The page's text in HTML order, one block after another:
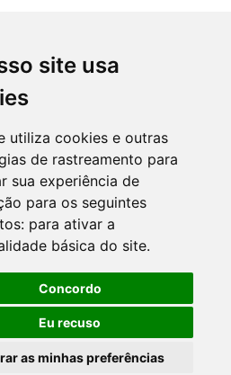
site usa
utiliza cookies e outras
de rastreamento para
sua experiência de
para os seguintes
para ativar a
básica do site.
Concordo
Eu recuso
as minhas preferências